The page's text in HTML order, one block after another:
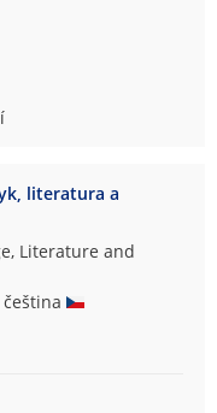
literatura a
Literature and
čeština